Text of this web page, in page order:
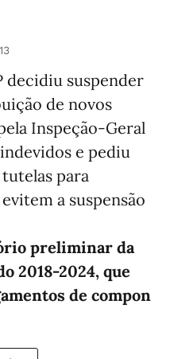
decidiu suspender
de novos
Inspeção-Geral
e pediu
para
a suspensão
preliminar da
2018-2024, que
de compon